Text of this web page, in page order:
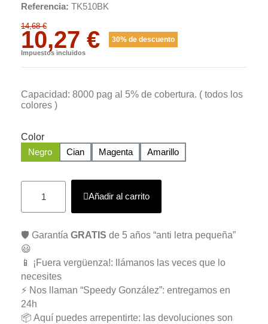
Referencia TK510BK
14,68 €
10,27 € 30% de descuento
Impuestos incluidos
Capacidad: 8000 pag al 5% de cobertura. ( todos los
colores )
Color
Negro
Cian Magenta Amarillo
Añadir al carrito
🛡️ Garantía GRATIS de 5 años “anti letra pequeña”
😃
📱 ¡Fuera vergüenza!: llámanos las veces que lo
necesites
⚡ Nos llaman “Speedy González”: entregamos en
24h
📦 Aquí puedes arrepentirte: las devoluciones son